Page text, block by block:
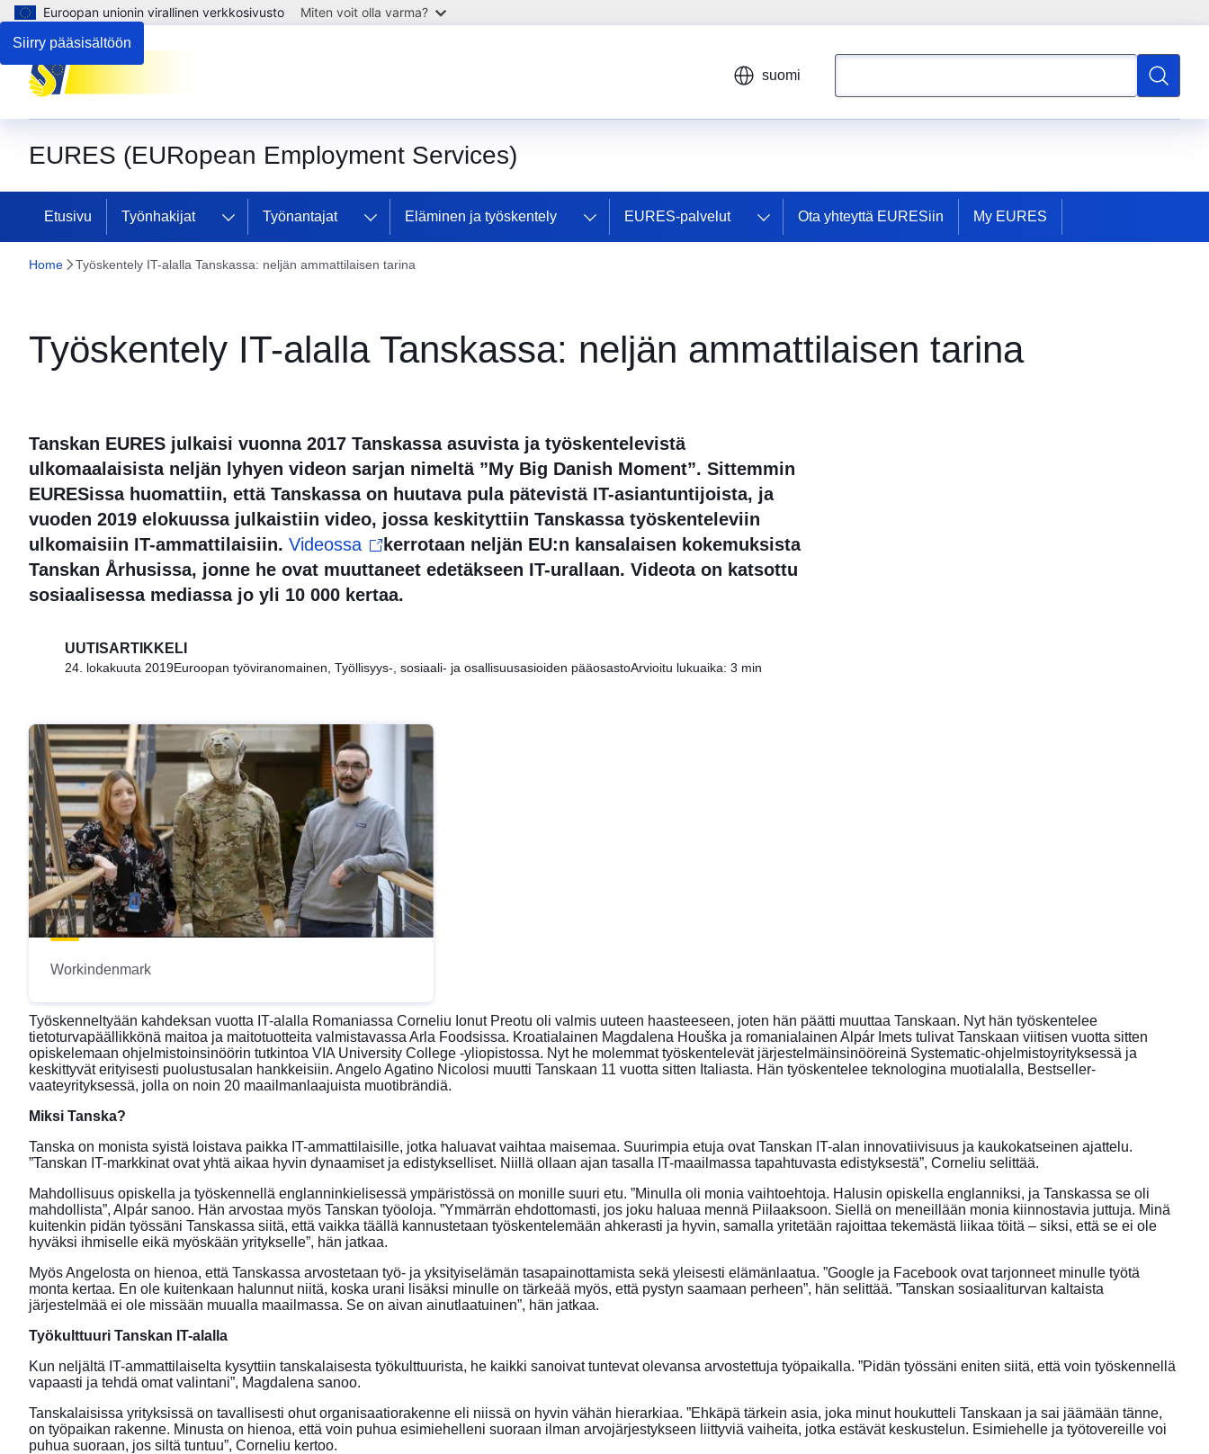
Siirry pääsisältöön
Euroopan unionin virallinen verkkosivusto Miten voit olla varma?
suomi
Hae
EURES (EURopean Employment Services)
Etusivu Työnhakijat Työnantajat Eläminen ja työskentely EURES-palvelut Ota yhteyttä EURESiin My EURES
Home Työskentely IT-alalla Tanskassa: neljän ammattilaisen tarina
Työskentely IT-alalla Tanskassa: neljän ammattilaisen tarina
Tanskan EURES julkaisi vuonna 2017 Tanskassa asuvista ja työskentelevistä
ulkomaalaisista neljän lyhyen videon sarjan nimeltä ”My Big Danish Moment”. Sittemmin
EURESissa huomattiin, että Tanskassa on huutava pula pätevistä IT-asiantuntijoista, ja
vuoden 2019 elokuussa julkaistiin video, jossa keskityttiin Tanskassa työskenteleviin
ulkomaisiin IT-ammattilaisiin. Videossa
kerrotaan neljän EU:n kansalaisen kokemuksista
Tanskan Århusissa, jonne he ovat muuttaneet edetäkseen IT-urallaan. Videota on katsottu
sosiaalisessa mediassa jo yli 10 000 kertaa.
UUTISARTIKKELI
24. lokakuuta 2019Euroopan työviranomainen, Työllisyys-, sosiaali- ja osallisuusasioiden pääosastoArvioitu lukuaika: 3 min
Workindenmark
Työskenneltyään kahdeksan vuotta IT-alalla Romaniassa Corneliu Ionut Preotu oli valmis uuteen haasteeseen, joten hän päätti muuttaa Tanskaan. Nyt hän työskentelee
tietoturvapäällikkönä maitoa ja maitotuotteita valmistavassa Arla Foodsissa. Kroatialainen Magdalena Houška ja romanialainen Alpár Imets tulivat Tanskaan viitisen vuotta sitten
opiskelemaan ohjelmistoinsinöörin tutkintoa VIA University College -yliopistossa. Nyt he molemmat työskentelevät järjestelmäinsinööreinä Systematic-ohjelmistoyrityksessä ja
keskittyvät erityisesti puolustusalan hankkeisiin. Angelo Agatino Nicolosi muutti Tanskaan 11 vuotta sitten Italiasta. Hän työskentelee teknologina muotialalla, Bestseller-
vaateyrityksessä, jolla on noin 20 maailmanlaajuista muotibrändiä.
Miksi Tanska?
Tanska on monista syistä loistava paikka IT-ammattilaisille, jotka haluavat vaihtaa maisemaa. Suurimpia etuja ovat Tanskan IT-alan innovatiivisuus ja kaukokatseinen ajattelu.
”Tanskan IT-markkinat ovat yhtä aikaa hyvin dynaamiset ja edistykselliset. Niillä ollaan ajan tasalla IT-maailmassa tapahtuvasta edistyksestä”, Corneliu selittää.
Mahdollisuus opiskella ja työskennellä englanninkielisessä ympäristössä on monille suuri etu. ”Minulla oli monia vaihtoehtoja. Halusin opiskella englanniksi, ja Tanskassa se oli
mahdollista”, Alpár sanoo. Hän arvostaa myös Tanskan työoloja. ”Ymmärrän ehdottomasti, jos joku haluaa mennä Piilaaksoon. Siellä on meneillään monia kiinnostavia juttuja. Minä
kuitenkin pidän työssäni Tanskassa siitä, että vaikka täällä kannustetaan työskentelemään ahkerasti ja hyvin, samalla yritetään rajoittaa tekemästä liikaa töitä – siksi, että se ei ole
hyväksi ihmiselle eikä myöskään yritykselle”, hän jatkaa.
Myös Angelosta on hienoa, että Tanskassa arvostetaan työ- ja yksityiselämän tasapainottamista sekä yleisesti elämänlaatua. ”Google ja Facebook ovat tarjonneet minulle työtä
monta kertaa. En ole kuitenkaan halunnut niitä, koska urani lisäksi minulle on tärkeää myös, että pystyn saamaan perheen”, hän selittää. ”Tanskan sosiaaliturvan kaltaista
järjestelmää ei ole missään muualla maailmassa. Se on aivan ainutlaatuinen”, hän jatkaa.
Työkulttuuri Tanskan IT-alalla
Kun neljältä IT-ammattilaiselta kysyttiin tanskalaisesta työkulttuurista, he kaikki sanoivat tuntevat olevansa arvostettuja työpaikalla. ”Pidän työssäni eniten siitä, että voin työskennellä
vapaasti ja tehdä omat valintani”, Magdalena sanoo.
Tanskalaisissa yrityksissä on tavallisesti ohut organisaatiorakenne eli niissä on hyvin vähän hierarkiaa. ”Ehkäpä tärkein asia, joka minut houkutteli Tanskaan ja sai jäämään tänne,
on työpaikan rakenne. Minusta on hienoa, että voin puhua esimiehelleni suoraan ilman arvojärjestykseen liittyviä vaiheita, jotka estävät keskustelun. Esimiehelle ja työtovereille voi
puhua suoraan, jos siltä tuntuu”, Corneliu kertoo.